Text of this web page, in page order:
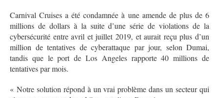
Carnival Cruises a été condamnée à une amende de plus de 6
millions de dollars à la suite d’une série de violations de la
cybersécurité entre avril et juillet 2019, et aurait reçu plus d’un
million de tentatives de cyberattaque par jour, selon Dumai,
tandis que le port de Los Angeles rapporte 40 millions de
tentatives par mois.
« Notre solution répond à un vrai problème dans un secteur qui